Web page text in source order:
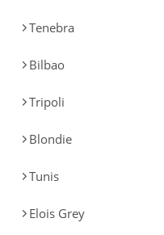
Tenebra
Bilbao
Tripoli
Blondie
Tunis
Elois Grey